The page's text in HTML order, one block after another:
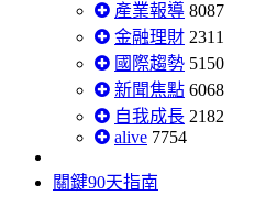
產業報導 8087
金融理財 2311
國際趨勢 5150
新聞焦點 6068
自我成長 2182
alive 7754
關鍵90天指南